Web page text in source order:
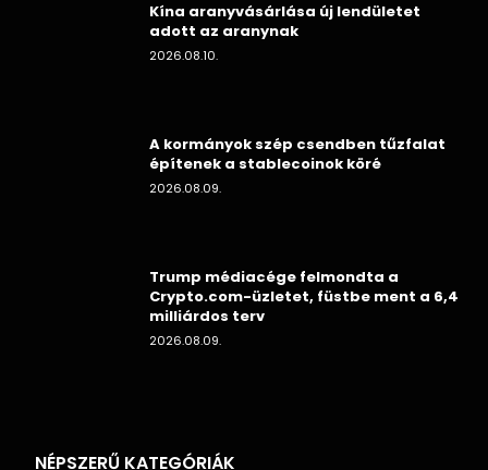
Kína aranyvásárlása új lendületet
adott az aranynak
2026.08.10.
A kormányok szép csendben tűzfalat
építenek a stablecoinok köré
2026.08.09.
Trump médiacége felmondta a
Crypto.com-üzletet, füstbe ment a 6,4
milliárdos terv
2026.08.09.
NÉPSZERŰ KATEGÓRIÁK